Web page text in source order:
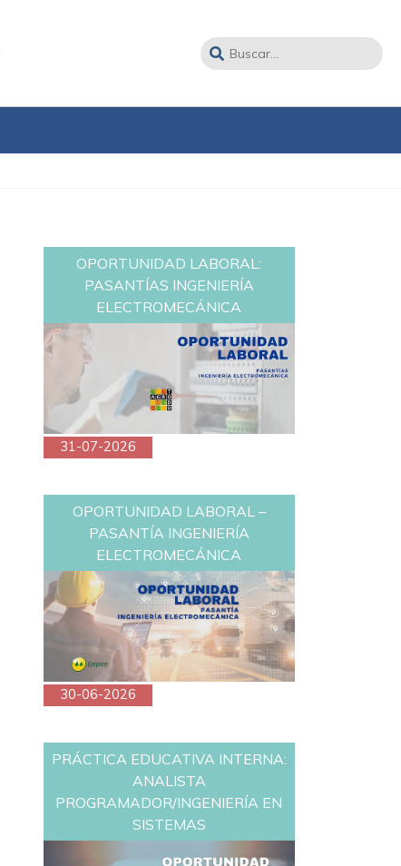
OPORTUNIDAD LABORAL:
PASANTÍAS INGENIERÍA
ELECTROMECÁNICA
31-07-2026
OPORTUNIDAD LABORAL –
PASANTÍA INGENIERÍA
ELECTROMECÁNICA
30-06-2026
PRÁCTICA EDUCATIVA INTERNA:
ANALISTA
PROGRAMADOR/INGENIERÍA EN
SISTEMAS